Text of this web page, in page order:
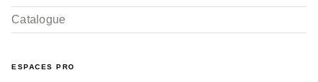
Catalogue
ESPACES PRO